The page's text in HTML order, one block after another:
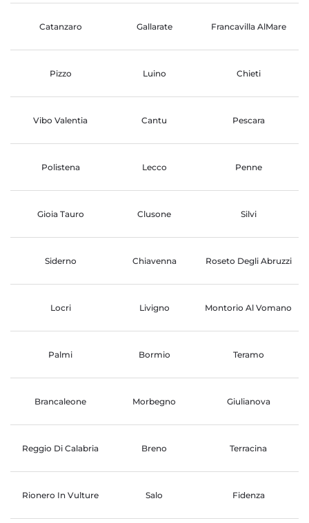
Catanzaro Gallarate Francavilla AlMare
Pizzo Luino Chieti
Vibo Valentia Cantu Pescara
Polistena Lecco Penne
Gioia Tauro Clusone Silvi
Siderno Chiavenna Roseto Degli Abruzzi
Locri Livigno Montorio Al Vomano
Palmi Bormio Teramo
Brancaleone Morbegno Giulianova
Reggio Di Calabria Breno Terracina
Rionero In Vulture Salo Fidenza